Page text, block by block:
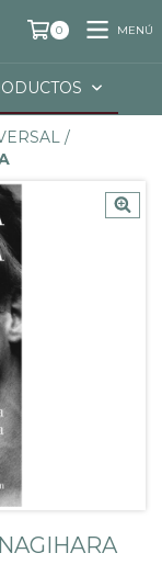
0 MENÚ
/